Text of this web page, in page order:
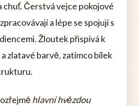
chuť. Čerstvá vejce pokojové
a lépe se spojují s
Žloutek přispívá k
zlatavé barvě, zatímco bílek
hlavní hvězdou